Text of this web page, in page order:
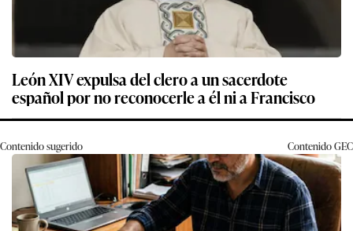
León XIV expulsa del clero a un sacerdote
español por no reconocerle a él ni a Francisco
Contenido sugerido ContenidoGEC